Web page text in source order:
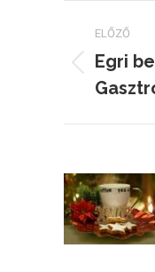
Post
ELŐZŐ
Previous
post:
Egri